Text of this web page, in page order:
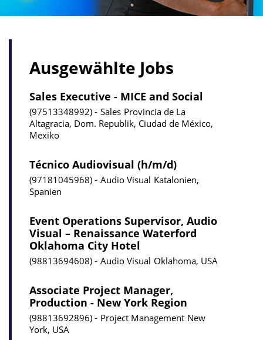
Ausgewählte Jobs
Sales Executive - MICE and Social
97513348992 Sales Provincia de La
Altagracia, Dom. Republik, Ciudad de México,
Mexiko
Técnico Audiovisual (h/m/d)
97181045968 Audio Visual Katalonien,
Spanien
Event Operations Supervisor, Audio
Visual – Renaissance Waterford
Oklahoma City Hotel
98813694608 Audio Visual Oklahoma, USA
Associate Project Manager,
Production - New York Region
98813692896 Project Management New
York, USA